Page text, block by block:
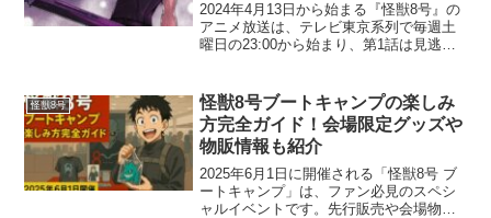
2024年4月13日から始まる『怪獣8号』の
アニメ放送は、テレビ東京系列で毎週土
曜日の23:00から始まり、第1話は見逃せ
ム配信も予定されていて、動画配信サ
ー...
怪獣8号
怪獣8号ブートキャンプの楽しみ
方完全ガイド！会場限定グッズや
物販情報も紹介
2025年6月1日に開催される「怪獣8号 ブ
ートキャンプ」は、ファン必見のスペシ
ャルイベントです。先行販売や会場物